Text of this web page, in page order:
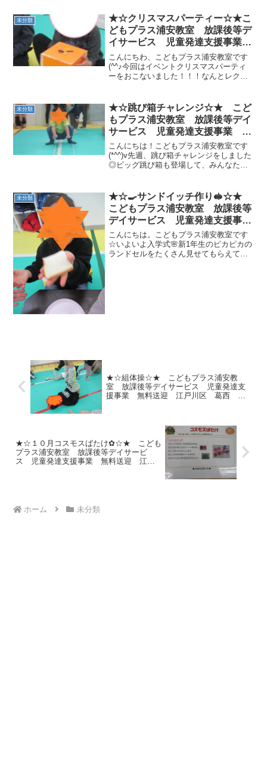
ランスをとります（づ￣3￣）結構大人で
も進ん...
未分類
★☆クリスマスパーティー☆★こ
どもプラス浦安教室 放課後等デ
イサービス 児童発達支援事業
無料送迎 江戸川区 葛西 浦安
市 発達障がい 運動療育 放デ
イ 児発 ADHD 自閉症
こんにちわ、こどもプラス浦安教室です
(^^♪今回はイベントクリスマスパーティ
ーをおこないました！！！なんとレクリ
る場所ありバージョン）プレゼント落と
し（ハンカチ落としプ...
未分類
★☆跳び箱チャレンジ☆★ こど
もプラス浦安教室 放課後等デイ
サービス 児童発達支援事業 無
料送迎 江戸川区 葛西 浦安
市 発達障がい 運動療育 放デ
イ 児発 ADHD 自閉症
こんにちは！こどもプラス浦安教室です
(*^^)v先週、跳び箱チャレンジをしました
◎ビッグ跳び箱も登場して、みんなたく
🦘》 ★手は縄の内側に！★両足は縄の
外側に！ ★...
未分類
★☆🍳サンドイッチ作り🥪☆★
こどもプラス浦安教室 放課後等
デイサービス 児童発達支援事
業 無料送迎 江戸川区 葛西
浦安市 発達障がい 運動療育
放デイ 児発 ADHD 自閉症
こんにちは。こどもプラス浦安教室です
☆いよいよ入学式🌸新1年生のピカピカの
ランドセルをたくさん見せてもらえて新
★☆組体操☆★ こどもプラス浦安教
室 放課後等デイサービス 児童発達支
援事業 無料送迎 江戸川区 葛西 浦
★☆１０月コスモスばたけ✿☆★ こども
プラス浦安教室 放課後等デイサービ
ス 児童発達支援事業 無料送迎 江戸
ホーム 未分類